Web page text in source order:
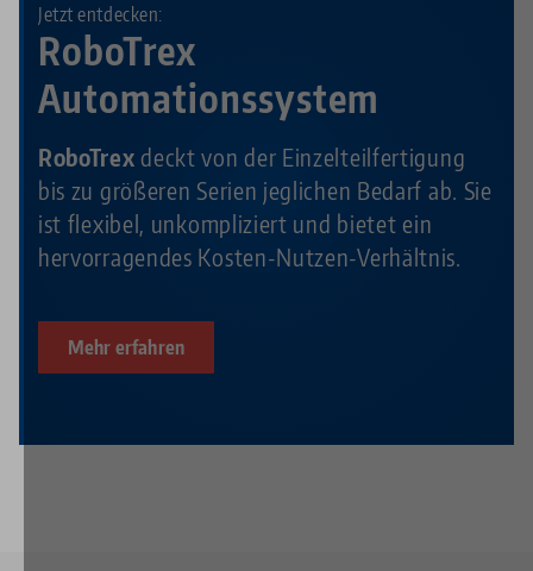
RoboTrex
Automationssystem
Jetzt entdecken:
RoboTrex deckt von der Einzelteilfertigung
bis zu größeren Serien jeglichen Bedarf ab. Sie
ist flexibel, unkompliziert und bietet ein
hervorragendes Kosten-Nutzen-Verhältnis.
Mehr erfahren